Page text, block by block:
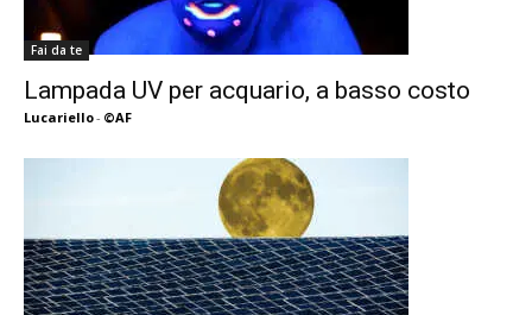
Fai da te
Lampada UV per acquario, a basso costo
Lucariello- ©AF